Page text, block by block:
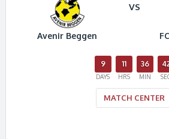
Avenir Beggen
VS
9
DAYS
11
HRS
36
MIN
MATCH CENTER